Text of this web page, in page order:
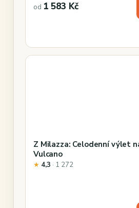
od 1 583 Kč
Z Milazza: Celodenní výlet
Vulcano
★ 4,3 · 1 272